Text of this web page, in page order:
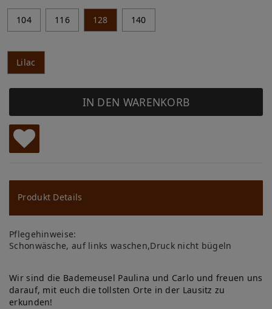
104 116 128 140
Lilac
IN DEN WARENKORB
W
u
ns
ch
lis
te
Produkt Details
Pflegehinweise:
Schonwäsche, auf links waschen,Druck nicht bügeln
Wir sind die Bademeusel Paulina und Carlo und freuen uns
darauf, mit euch die tollsten Orte in der Lausitz zu
erkunden!